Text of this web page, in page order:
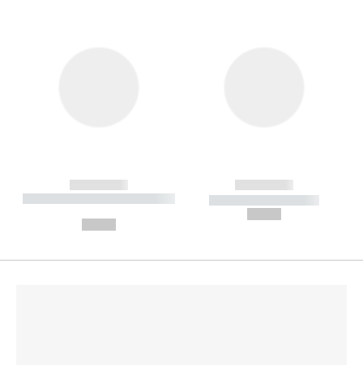
------------
----------- ----------- --------
------------
----------- -----------